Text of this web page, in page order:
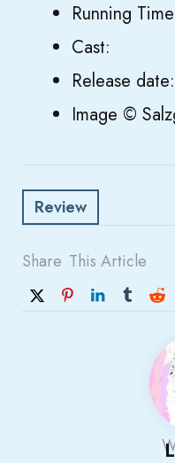
Running
Cast:
Release
Image ©
Review
Share This Article